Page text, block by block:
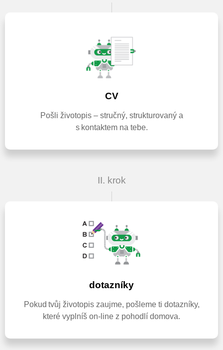
CV
Pošli životopis – stručný, strukturovaný a
s kontaktem na tebe.
II. krok
dotazníky
Pokud tvůj životopis zaujme, pošleme ti dotazníky,
které vyplníš on-line z pohodlí domova.